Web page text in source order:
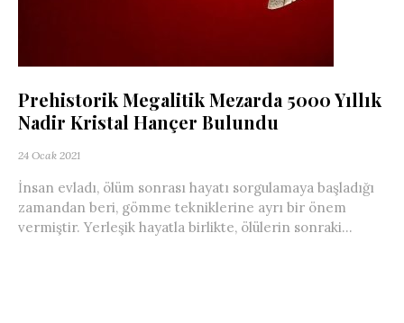
Prehistorik Megalitik Mezarda 5000 Yıllık
Nadir Kristal Hançer Bulundu
24 Ocak 2021
İnsan evladı, ölüm sonrası hayatı sorgulamaya başladığı
zamandan beri, gömme tekniklerine ayrı bir önem
vermiştir. Yerleşik hayatla birlikte, ölülerin sonraki...